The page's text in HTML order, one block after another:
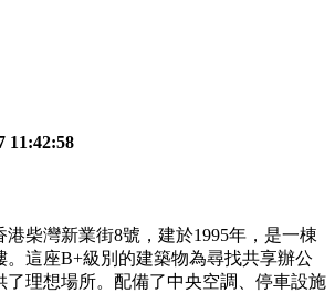
11:42:58
港柴灣新業街8號，建於1995年，是一棟
。這座B+級別的建築物為尋找共享辦公
了理想場所。配備了中央空調、停車設施